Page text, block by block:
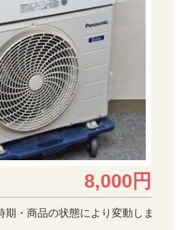
8,000円
・商品の状態により変動しま